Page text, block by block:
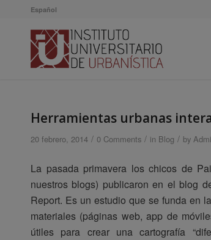
Español
Herramientas urbanas
20 febrero, 2014 / 0 Comments / in Blog / by
La pasada primavera los chicos de
nuestros blogs) publicaron en el blog
Report. Es un estudio que se funda en
materiales (páginas web, app de
útiles para crear una cartografía